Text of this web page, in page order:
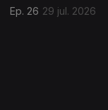
Ep. 26 29 jul. 2026